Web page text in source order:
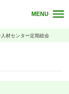
MENU
材センター定期総会